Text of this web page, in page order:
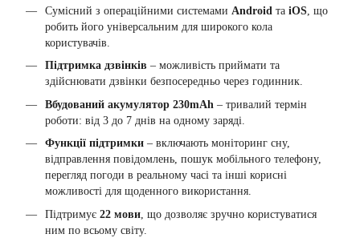
Сумісний з операційними системами Android та iOS , що
робить його універсальним для широкого кола
користувачів.
Підтримка дзвінків – можливість приймати та
здійснювати дзвінки безпосередньо через годинник.
Вбудований акумулятор 230mAh – тривалий термін
роботи: від 3 до 7 днів на одному заряді.
Функції підтримки – включають моніторинг сну,
відправлення повідомлень, пошук мобільного телефону,
перегляд погоди в реальному часі та інші корисні
можливості для щоденного використання.
Підтримує 22 мови , що дозволяє зручно користуватися
ним по всьому світу.